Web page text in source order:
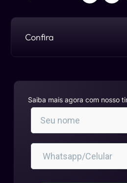
Confira
Saiba mais agora com nosso